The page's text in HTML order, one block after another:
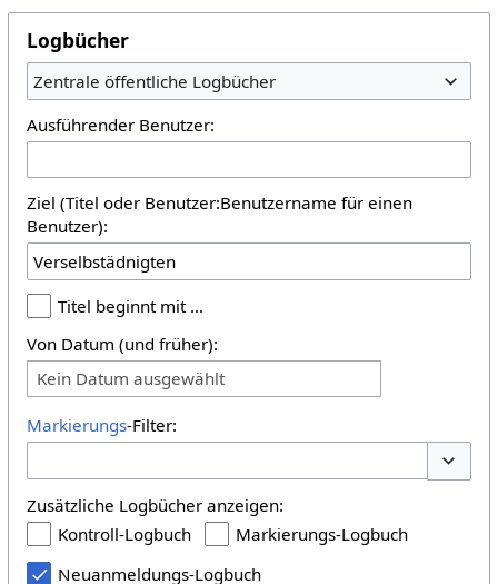
Logbücher
Zentrale öffentliche Logbücher
Ausführender Benutzer:
Ziel (Titel oder Benutzer:Benutzername für einen
Benutzer):
Titel beginnt mit …
Von Datum (und früher):
Kein Datum ausgewählt
Markierungs-Filter:
Zusätzliche Logbücher anzeigen:
Kontroll-Logbuch
Markierungs-Logbuch
Neuanmeldungs-Logbuch